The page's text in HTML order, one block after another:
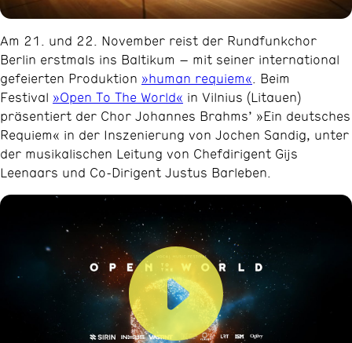
Am 21. und 22. November reist der Rundfunkchor
Berlin erstmals ins Baltikum – mit seiner international
gefeierten Produktion »human requiem« . Beim
Festival »Open To The World« in Vilnius (Litauen)
präsentiert der Chor Johannes Brahms’ »Ein deutsches
Requiem« in der Inszenierung von Jochen Sandig, unter
der musikalischen Leitung von Chefdirigent Gijs
Leenaars und Co-Dirigent Justus Barleben.